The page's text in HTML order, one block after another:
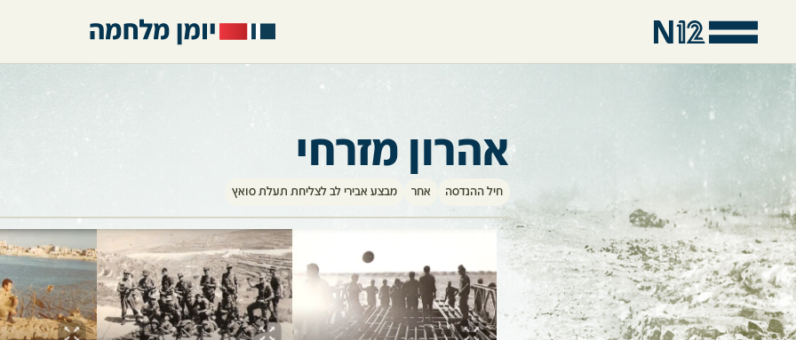
אהרון מזרחי
חיל ההנדסה אחר מבצע אבירי לב לצליחת תעלת סואץ